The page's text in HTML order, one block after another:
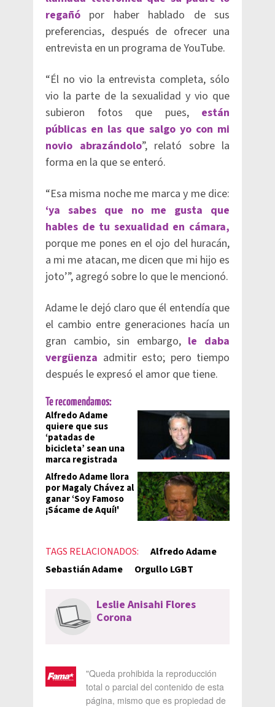
regañó por haber hablado de sus
preferencias, después de ofrecer una
entrevista en un programa de YouTube.
“Él no vio la entrevista completa, sólo
vio la parte de la sexualidad y vio que
subieron fotos que pues, están
públicas en las que salgo yo con mi
novio abrazándolo”, relató sobre la
forma en la que se enteró.
“Esa misma noche me marca y me dice:
‘ya sabes que no me gusta que
hables de tu sexualidad en cámara,
porque me pones en el ojo del huracán,
a mi me atacan, me dicen que mi hijo es
joto’”, agregó sobre lo que le mencionó.
Adame le dejó claro que él entendía que
el cambio entre generaciones hacía un
gran cambio, sin embargo, le daba
vergüenza admitir esto; pero tiempo
después le expresó el amor que tiene.
Te recomendamos:
Alfredo Adame
quiere que sus
‘patadas de
bicicleta’ sean una
marca registrada
Alfredo Adame llora
por Magaly Chávez al
ganar ‘Soy Famoso
¡Sácame de Aquí!'
TAGS RELACIONADOS:
Alfredo Adame
Sebastián Adame
Orgullo LGBT
Leslie Anisahi Flores
Corona
"Queda prohibida la reproducción
total o parcial del contenido de esta
página, mismo que es propiedad de